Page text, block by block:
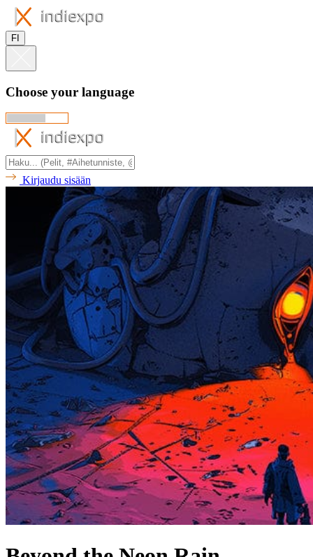
FI
Choose your language
Kirjaudu sisään